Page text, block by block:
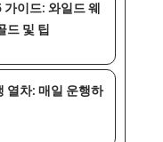
이드: 와일드 웨
드 및 팁
열차: 매일 운행하